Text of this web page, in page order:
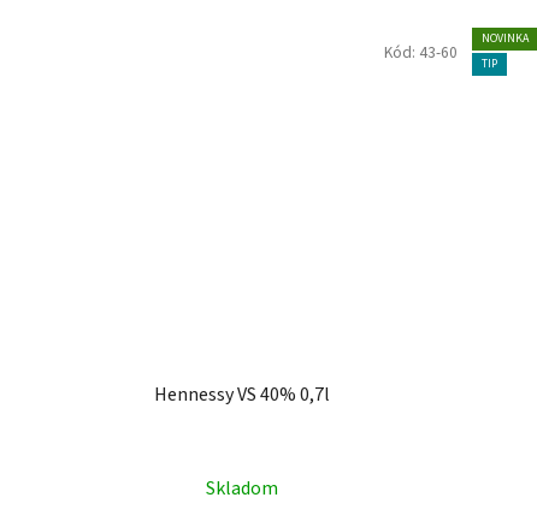
Hennessy VS 40% 0,7l
Skladom
Kód: 43-60
NOVINKA
TIP